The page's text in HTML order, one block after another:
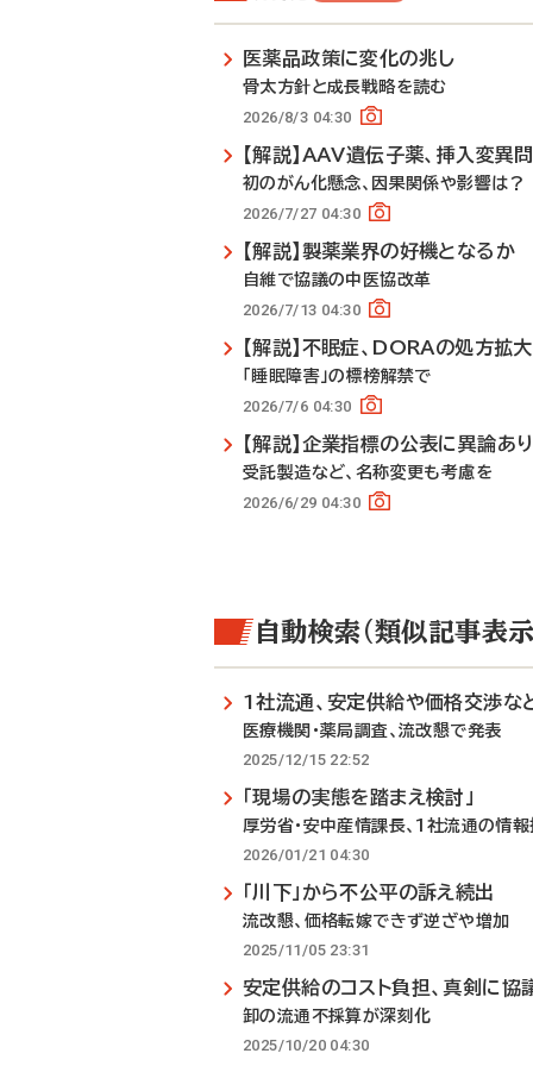
医薬品政策に変化の兆し
骨太方針と成長戦略を読む
2026/8/3 04:30
【解説】AAV遺伝子薬、挿入変異
初のがん化懸念、因果関係や影響は？
2026/7/27 04:30
【解説】製薬業界の好機となるか
自維で協議の中医協改革
2026/7/13 04:30
【解説】不眠症、DORAの処方拡
「睡眠障害」の標榜解禁で
2026/7/6 04:30
【解説】企業指標の公表に異論あり
受託製造など、名称変更も考慮を
2026/6/29 04:30
自動検索（類似記事表示
1社流通、安定供給や価格交渉な
医療機関・薬局調査、流改懇で発表
2025/12/15 22:52
「現場の実態を踏まえ検討」
厚労省・安中産情課長、1社流通の情
2026/01/21 04:30
「川下」から不公平の訴え続出
流改懇、価格転嫁できず逆ざや増加
2025/11/05 23:31
安定供給のコスト負担、真剣に協
卸の流通不採算が深刻化
2025/10/20 04:30